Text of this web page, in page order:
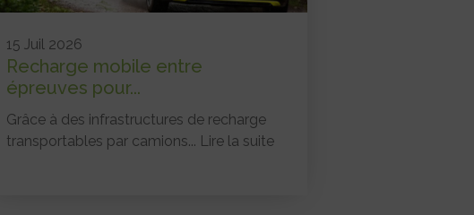
15 Juil 2026
Recharge mobile entre
épreuves pour...
Grâce à des infrastructures de recharge
transportables par camions... Lire la suite